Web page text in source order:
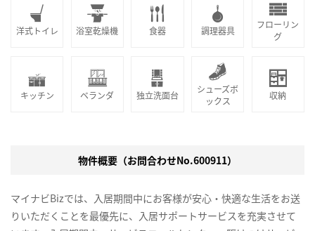
洋式トイレ 浴室乾燥機 食器 調理器具
フローリン
グ
キッチン ベランダ 独立洗面台
シューズボ
ックス
収納
物件概要（お問合わせNo.600911）
マイナビBizでは、入居期間中にお客様が安心・快適な生活をお送
りいただくことを最優先に、入居サポートサービスを充実させて